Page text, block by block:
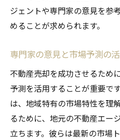
ジェントや専門家の意見を参
めることが求められます。
専門家の意見と市場予測の
不動産売却を成功させるため
予測を活用することが重要で
は、地域特有の市場特性を理
るために、地元の不動産エー
立ちます。彼らは最新の市場